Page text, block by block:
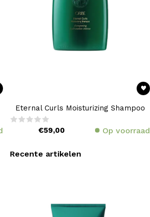
Eternal Curls Moisturizing Shampoo
€59,00 Op voorraad
Recente artikelen